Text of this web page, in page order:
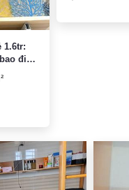
1.6tr:
điện